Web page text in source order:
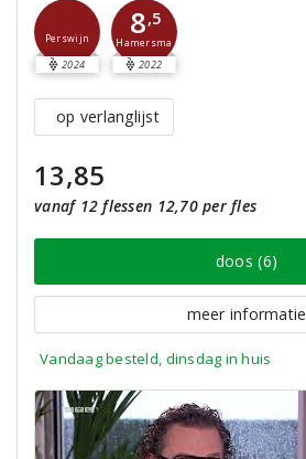
Perswijn
2024
8,5
Hamersma
2022
op verlanglijst
13,85
vanaf 12 flessen 12,70 per fles
doos (6)
meer informatie
Vandaag besteld, dinsdag in huis